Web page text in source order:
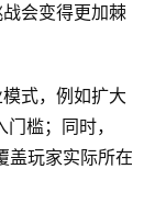
会变得更加棘
式，例如扩大
槛；同时，
盖玩家实际所在